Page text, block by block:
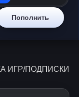
Пополнить
ИГР/ПОДПИСКИ